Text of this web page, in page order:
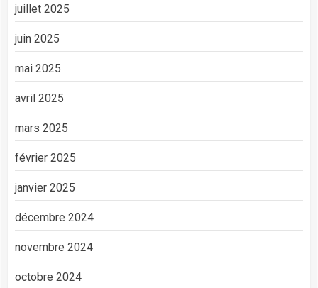
juillet 2025
juin 2025
mai 2025
avril 2025
mars 2025
février 2025
janvier 2025
décembre 2024
novembre 2024
octobre 2024